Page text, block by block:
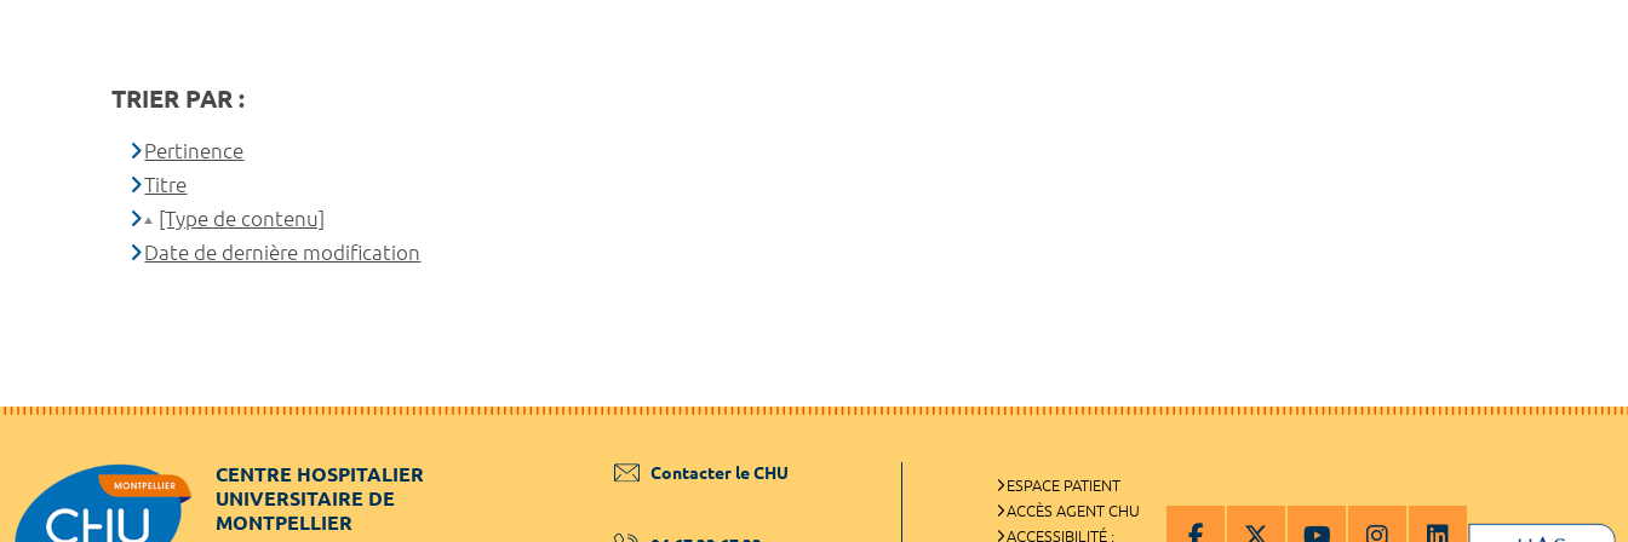
TRIER PAR :
Pertinence
Titre
[Type de contenu]
Date de dernière modification
CENTRE HOSPITALIER
UNIVERSITAIRE DE
MONTPELLIER
Contacter le CHU
ESPACE PATIENT
ACCÈS AGENT CHU
ACCESSIBILITÉ :